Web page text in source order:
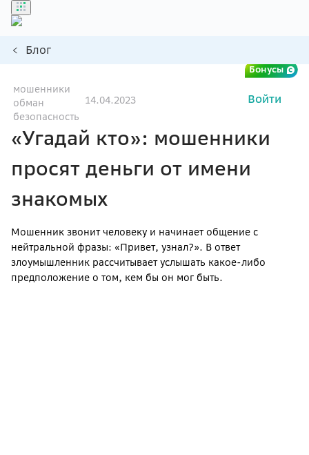
Бонусы
Войти
Блог
мошенники
обман
безопасность
14.04.2023
«Угадай кто»: мошенники
просят деньги от имени
знакомых
Мошенник звонит человеку и начинает общение с
нейтральной фразы: «Привет, узнал?». В ответ
злоумышленник рассчитывает услышать какое-либо
предположение о том, кем бы он мог быть.